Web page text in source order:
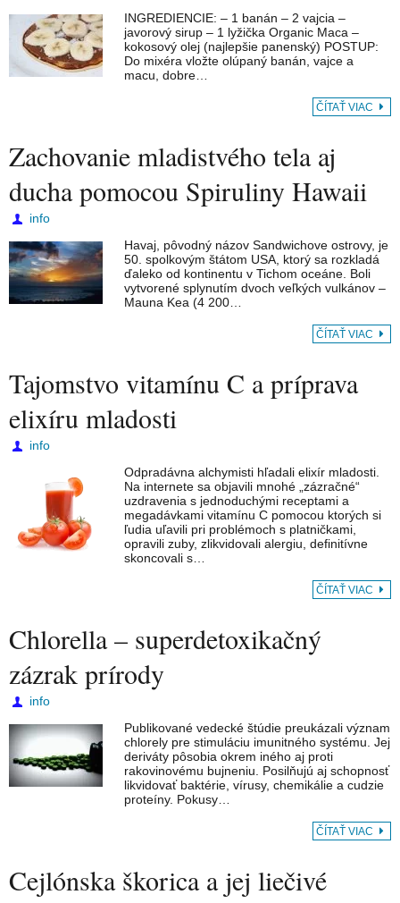
INGREDIENCIE: – 1 banán – 2 vajcia –
javorový sirup – 1 lyžička Organic Maca –
kokosový olej (najlepšie panenský) POSTUP:
Do mixéra vložte olúpaný banán, vajce a
macu, dobre…
ČÍTAŤ VIAC
Zachovanie mladistvého tela aj
ducha pomocou Spiruliny Hawaii
info
Havaj, pôvodný názov Sandwichove ostrovy, je
50. spolkovým štátom USA, ktorý sa rozkladá
ďaleko od kontinentu v Tichom oceáne. Boli
vytvorené splynutím dvoch veľkých vulkánov –
Mauna Kea (4 200…
ČÍTAŤ VIAC
Tajomstvo vitamínu C a príprava
elixíru mladosti
info
Odpradávna alchymisti hľadali elixír mladosti.
Na internete sa objavili mnohé „zázračné“
uzdravenia s jednoduchými receptami a
megadávkami vitamínu C pomocou ktorých si
ľudia uľavili pri problémoch s platničkami,
opravili zuby, zlikvidovali alergiu, definitívne
skoncovali s…
ČÍTAŤ VIAC
Chlorella – superdetoxikačný
zázrak prírody
info
Publikované vedecké štúdie preukázali význam
chlorely pre stimuláciu imunitného systému. Jej
deriváty pôsobia okrem iného aj proti
rakovinovému bujneniu. Posilňujú aj schopnosť
likvidovať baktérie, vírusy, chemikálie a cudzie
proteíny. Pokusy…
ČÍTAŤ VIAC
Cejlónska škorica a jej liečivé